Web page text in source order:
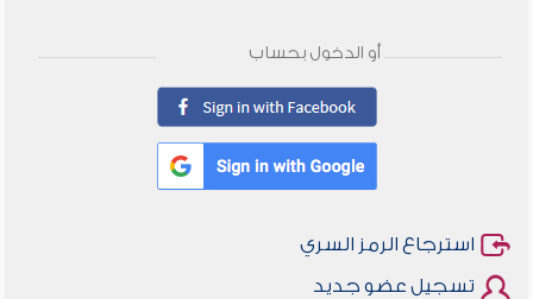
أو الدخول بحساب
استرجاع الرمز السري
تسجيل عضو جديد